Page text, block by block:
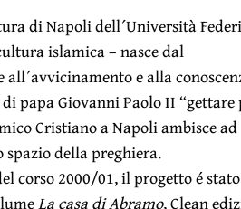
di Napoli dell´Università
islamica – nasce dal
e alla
papa Giovanni Paolo II
Cristiano a Napoli ambisce ad
spazio della preghiera.
corso 2000/01, il progetto é
La casa di Abramo, Clean